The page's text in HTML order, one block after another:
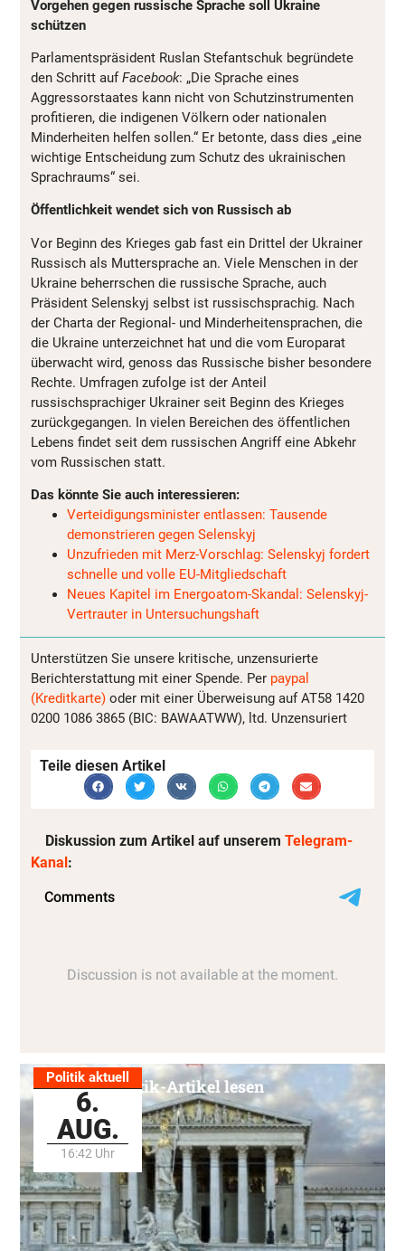
Vorgehen gegen russische Sprache soll Ukraine
schützen
Parlamentspräsident Ruslan Stefantschuk begründete
den Schritt aufFacebook: „Die Sprache eines
Aggressorstaates kann nicht von Schutzinstrumenten
profitieren, die indigenen Völkern oder nationalen
Minderheiten helfen sollen.“ Er betonte, dass dies „eine
wichtige Entscheidung zum Schutz des ukrainischen
Sprachraums“ sei.
Öffentlichkeit wendet sich von Russisch ab
Vor Beginn des Krieges gab fast ein Drittel der Ukrainer
Russisch als Muttersprache an. Viele Menschen in der
Ukraine beherrschen die russische Sprache, auch
Präsident Selenskyj selbst ist russischsprachig. Nach
der Charta der Regional- und Minderheitensprachen, die
die Ukraine unterzeichnet hat und die vom Europarat
überwacht wird, genoss das Russische bisher besondere
Rechte. Umfragen zufolge ist der Anteil
russischsprachiger Ukrainer seit Beginn des Krieges
zurückgegangen. In vielen Bereichen des öffentlichen
Lebens findet seit dem russischen Angriff eine Abkehr
vom Russischen statt.
Das könnte Sie auch interessieren:
Verteidigungsminister entlassen: Tausende
demonstrieren gegen Selenskyj
Unzufrieden mit Merz-Vorschlag: Selenskyj fordert
schnelle und volle EU-Mitgliedschaft
Neues Kapitel im Energoatom-Skandal: Selenskyj-
Vertrauter in Untersuchungshaft
Unterstützen Sie unsere kritische, unzensurierte
Berichterstattung mit einer Spende. Per paypal
(Kreditkarte) oder mit einer Überweisung auf AT58 1420
0200 1086 3865 (BIC: BAWAATWW), ltd. Unzensuriert
Teile diesen Artikel
Diskussion zum Artikel auf unserem Telegram-
Kanal :
Politik aktuell
6.
AUG.
16:42 Uhr
Alle Politik-Artikel lesen